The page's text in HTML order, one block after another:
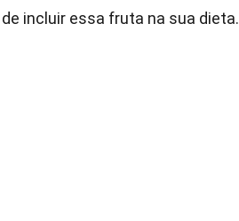
de incluir essa fruta na sua dieta.